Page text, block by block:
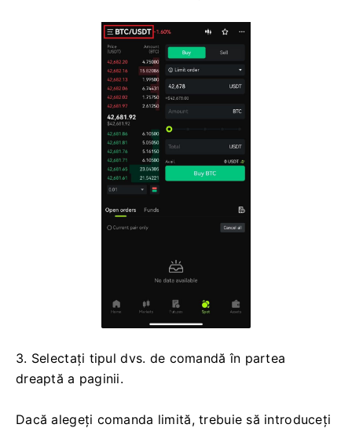
2. Faceți clic pe [BTC/USDT] în stânga sus pentru a
schimba perechile de tranzacționare.